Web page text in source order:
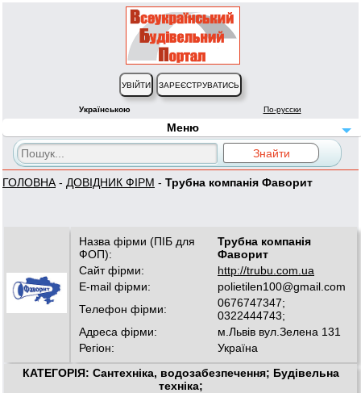
Українською По-русски
Меню
ГОЛОВНА - ДОВІДНИК ФІРМ - Трубна компанія Фаворит
Назва фірми (ПІБ для
ФОП):
Трубна компанія
Фаворит
Сайт фірми:
http://trubu.com.ua
E-mail фірми:
polietilen100@gmail.com
Телефон фірми:
0676747347;
0322444743;
Адреса фірми:
м.Львів вул.Зелена 131
Регіон:
Україна
КАТЕГОРІЯ: Сантехніка, водозабезпечення; Будівельна
техніка;